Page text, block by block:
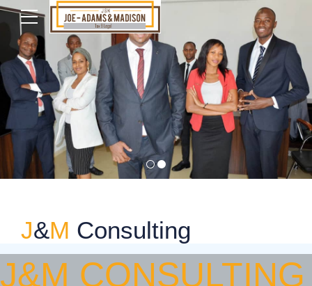
J&M CONSULTING
J&M Consulting
JOE-ADAMS & MADISON CONSULTING ‘’J&M Consulting’’